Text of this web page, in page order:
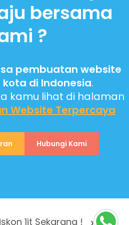
bersama
?
pembuatan website
di Indonesia.
kamu lihat di halaman
Website Terpercaya
Hubungi Kami
1jt Sekarang !